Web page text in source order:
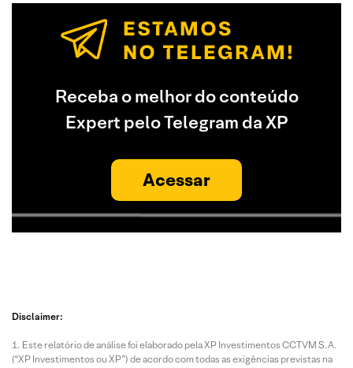
Receba o melhor do conteúdo
Expert pelo Telegram da XP
Acessar
Disclaimer:
Este relatório de análise foi elaborado pela XP Investimentos CCTVM S.A.
(“XP Investimentos ou XP”) de acordo com todas as exigências previstas na